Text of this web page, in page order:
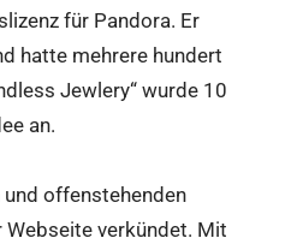
für Pandora. Er
hatte mehrere hundert
Jewlery“ wurde 10
an.
offenstehenden
Webseite verkündet. Mit